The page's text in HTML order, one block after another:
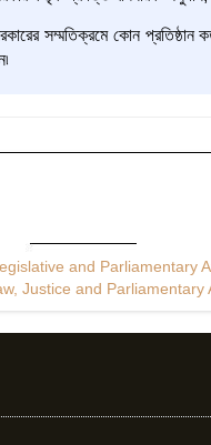
সম্মতিক্রমে কোন প্রতিষ্ঠান
and Parliamentary
Justice and Parliamentary